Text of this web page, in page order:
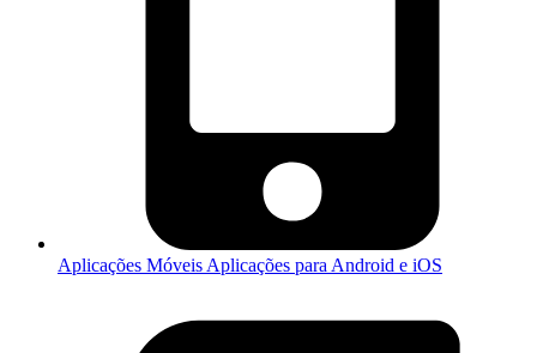
Aplicações Móveis Aplicações para Android e iOS